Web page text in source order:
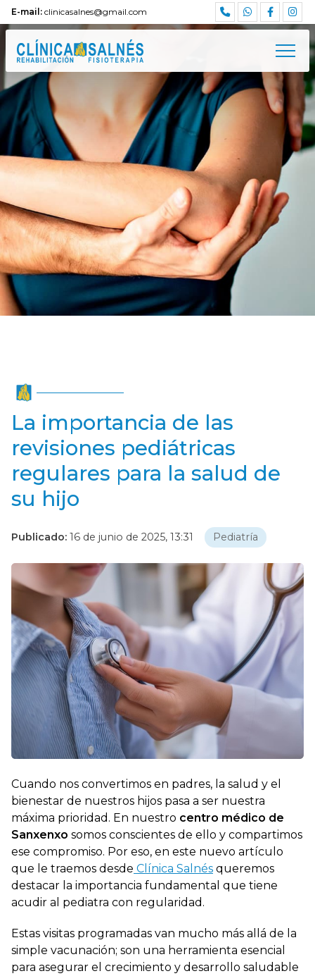
E-mail: clinicasalnes@gmail.com
La importancia de las
revisiones pediátricas
regulares para la salud de
su hijo
Publicado: 16 de junio de 2025, 13:31 Pediatría
Cuando nos convertimos en padres, la salud y el
bienestar de nuestros hijos pasa a ser nuestra
máxima prioridad. En nuestro centro médico de
Sanxenxo somos conscientes de ello y compartimos
ese compromiso. Por eso, en este nuevo artículo
que le traemos desde Clínica Salnés queremos
destacar la importancia fundamental que tiene
acudir al pediatra con regularidad.
Estas visitas programadas van mucho más allá de la
simple vacunación; son una herramienta esencial
para asegurar el crecimiento y desarrollo saludable